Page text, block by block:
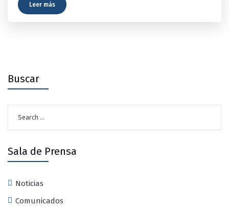
Leer más
Buscar
for:
Sala de Prensa
Noticias
Comunicados